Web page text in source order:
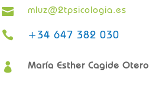
 mluz@2tpsicologia.es
 +34 647 382 030
 María Esther Cagide Otero